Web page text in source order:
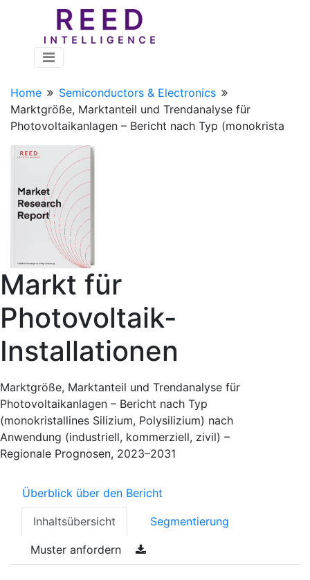
Home
Semiconductors & Electronics
Marktgröße, Marktanteil und Trendanalyse für
Photovoltaikanlagen – Bericht nach Typ (monokrista
Markt für
Photovoltaik-
Installationen
Marktgröße, Marktanteil und Trendanalyse für
Photovoltaikanlagen – Bericht nach Typ
(monokristallines Silizium, Polysilizium) nach
Anwendung (industriell, kommerziell, zivil) –
Regionale Prognosen, 2023–2031
Überblick über den Bericht
Inhaltsübersicht Segmentierung
Muster anfordern